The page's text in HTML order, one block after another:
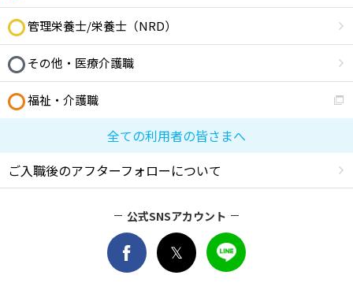
管理栄養士/栄養士（NRD）
その他・医療介護職
福祉・介護職
全ての利用者の皆さまへ
ご入職後のアフターフォローについて
公式SNSアカウント